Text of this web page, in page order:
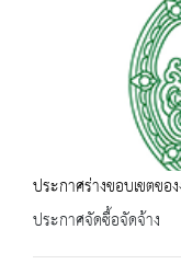
ประกาศร่างขอบเขตข
ประกาศจัดซื้อจัดจ้าง